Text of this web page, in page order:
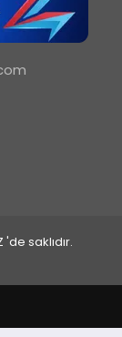
'de saklıdır.